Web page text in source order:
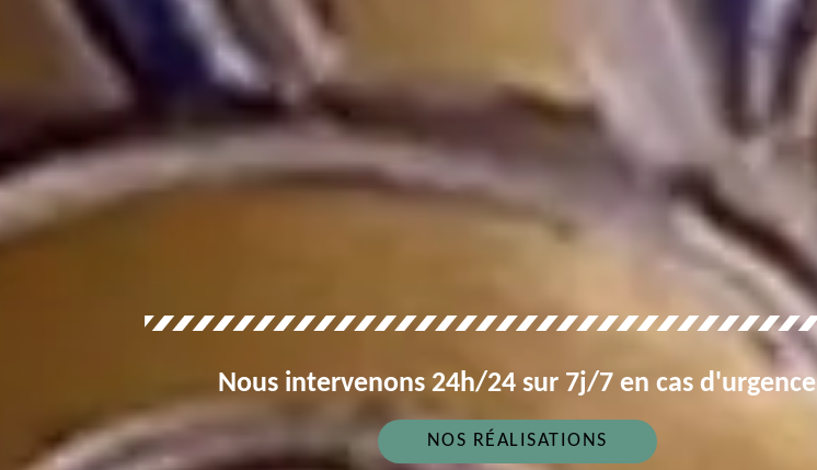
Nous intervenons 24h/24 sur 7j/7 en cas d'urgence
NOS RÉALISATIONS